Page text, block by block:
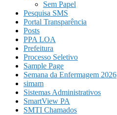
Sem Papel
Pesquisa SMS
Portal Transparência
Posts
PPA LOA
Prefeitura
Processo Seletivo
Sample Page
Semana da Enfermagem 2026
simam
Sistemas Administrativos
SmartView PA
SMTI Chamados